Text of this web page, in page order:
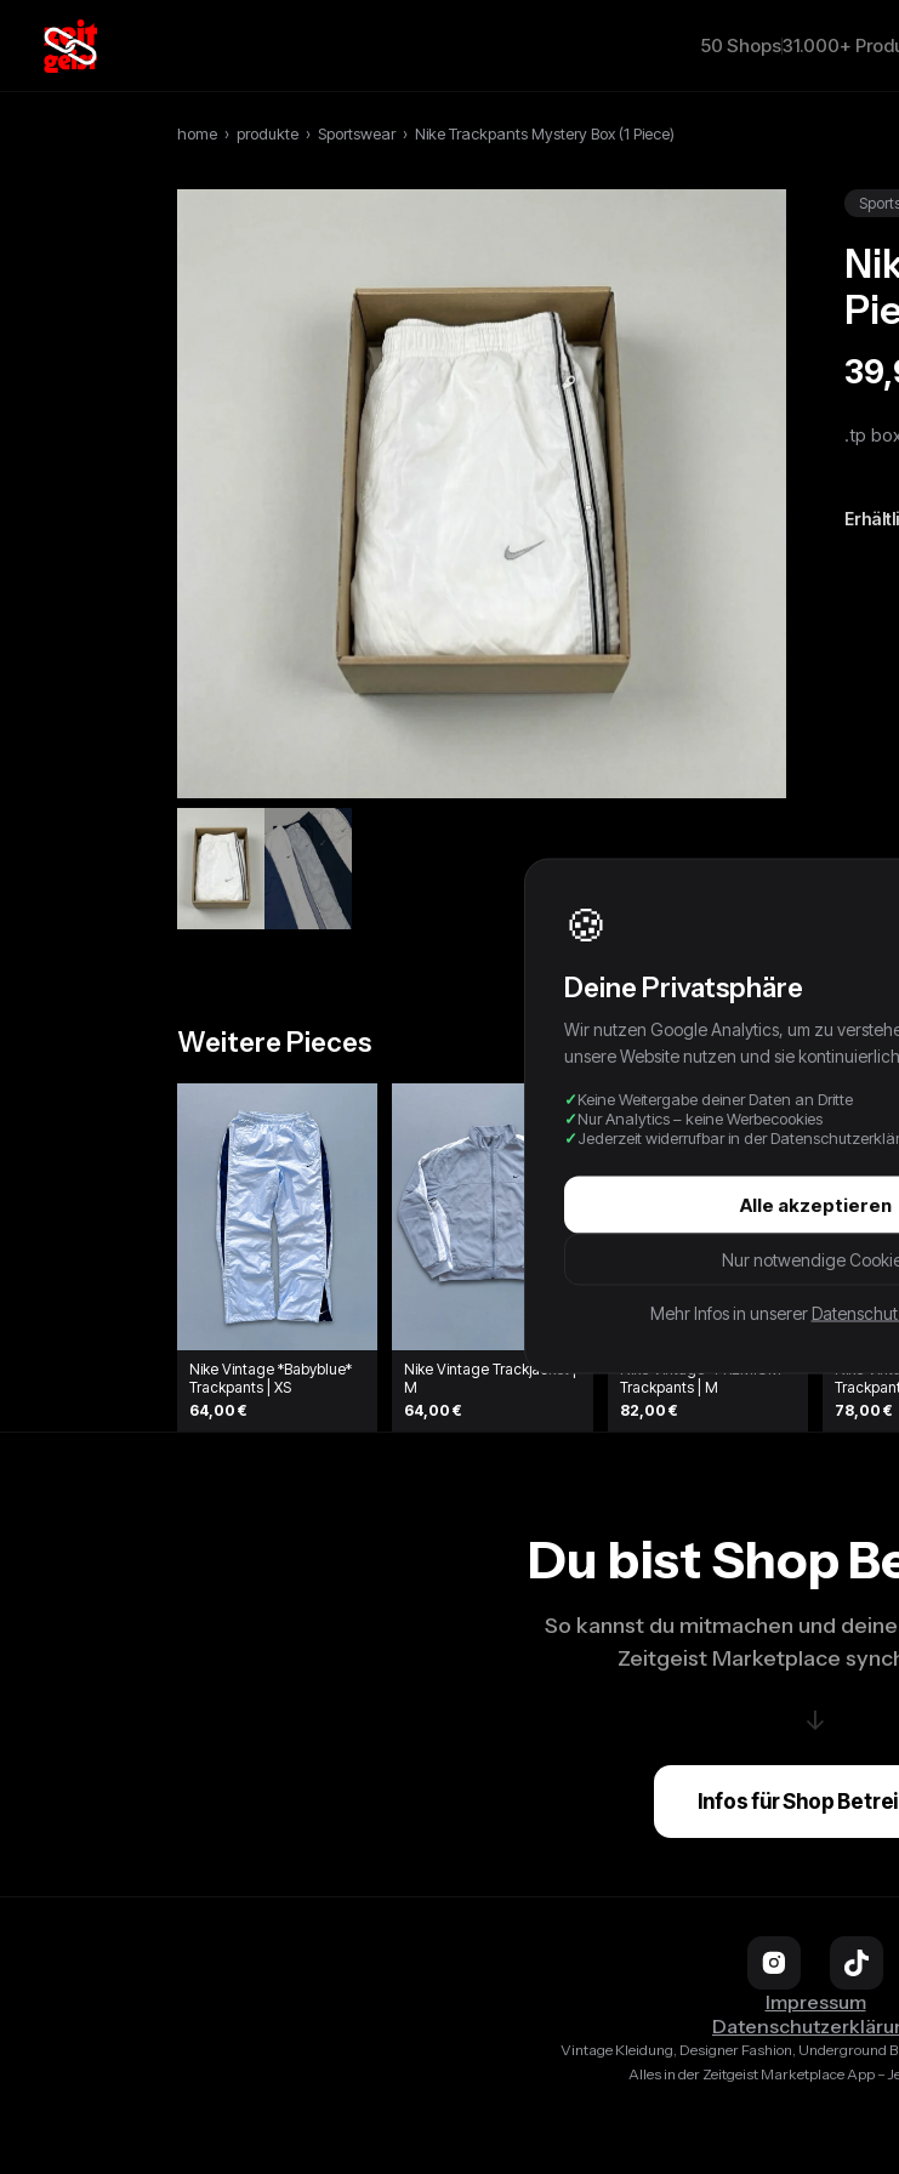
50 Shops31.000+
home › produkte › Sportswear › Nike Trackpants Mystery Box (1 Piece)
.tp
Weitere Pieces
Nike Vintage *Babyblue*
Trackpants | XS
64,00 €
Nike Vintage Trackjacket |
M
64,00 €
Nike Vintage *PREMIUM*
Trackpants | M
82,00 €
Nike
78,00 €
Du bist Shop
So kannst du mitmachen und
Zeitgeist Marketplace
↓
Infos für Shop
Impressum
Vintage Kleidung, Designer Fashion, Underground
Alles in der Zeitgeist Marketplace App –
🍪
Deine Privatsphäre
Wir nutzen Google Analytics, um zu
unsere Website nutzen und sie
Keine Weitergabe deiner Daten an Dritte
Nur Analytics – keine Werbecookies
Jederzeit widerrufbar in der
Alle akzeptieren
Nur notwendige
Mehr Infos in unserer